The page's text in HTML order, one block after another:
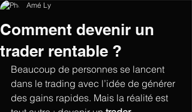
Comment devenir un
trader rentable ?
Amé Ly
Beaucoup de personnes se lancent
dans le trading avec l’idée de générer
des gains rapides. Mais la réalité est